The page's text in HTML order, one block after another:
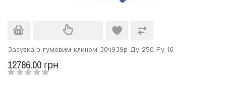
Засувка з гумовим клином 30ч939р Ду 250 Ру 16
12786.00 грн